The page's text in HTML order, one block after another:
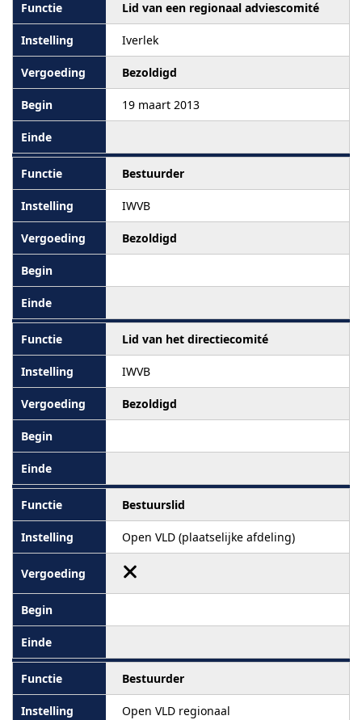
Lid van een regionaal adviescomité
Iverlek
Bezoldigd
19 maart 2013
Bestuurder
IWVB
Bezoldigd
Lid van het directiecomité
IWVB
Bezoldigd
Bestuurslid
Open VLD (plaatselijke afdeling)
Bestuurder
Open VLD regionaal